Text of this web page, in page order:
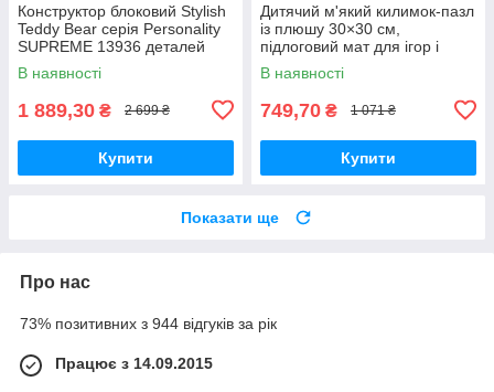
Конструктор блоковий Stylish
Teddy Bear серія Personality
SUPREME 13936 деталей
В наявності
1 889,30 ₴ 2 699 ₴
Купити
Дитячий м'який килимок-пазл
із плюшу 30×30 см,
підлоговий мат для ігор і
повзання, набір 10 шт., білий/
сірий
В наявності
749,70 ₴ 1 071 ₴
Купити
Показати ще
Про нас
73% позитивних з 944 відгуків за рік
Працює з 14.09.2015